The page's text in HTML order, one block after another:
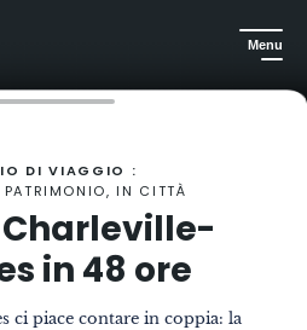
Menu
Charleville-Mézières in 48 ore
DI VIAGGIO :
IN CITTÀ
in 48 ore
ci piace contare in coppia: la